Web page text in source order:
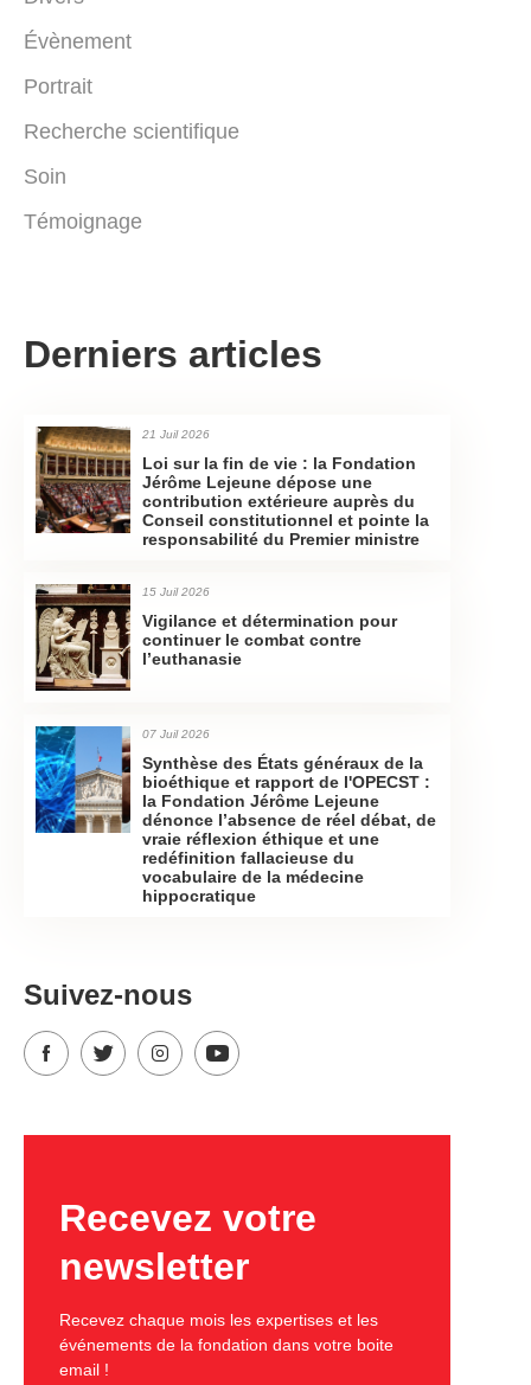
Évènement
Portrait
Recherche scientifique
Soin
Témoignage
Derniers articles
21 Juil 2026
Loi sur la fin de vie : la Fondation
Jérôme Lejeune dépose une
contribution extérieure auprès du
Conseil constitutionnel et pointe la
responsabilité du Premier ministre
15 Juil 2026
Vigilance et détermination pour
continuer le combat contre
l’euthanasie
07 Juil 2026
Synthèse des États généraux de la
bioéthique et rapport de l'OPECST :
la Fondation Jérôme Lejeune
dénonce l’absence de réel débat, de
vraie réflexion éthique et une
redéfinition fallacieuse du
vocabulaire de la médecine
hippocratique
Suivez-nous
Recevez votre
newsletter
Recevez chaque mois les expertises et les
événements de la fondation dans votre boite
email !